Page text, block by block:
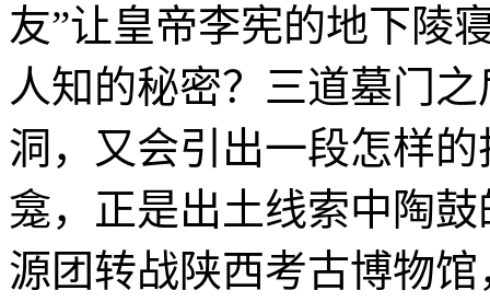
友”让皇帝李宪的地下陵
人知的秘密？三道墓门
洞，又会引出一段怎样
龛，正是出土线索中陶
源团转战陕西考古博物